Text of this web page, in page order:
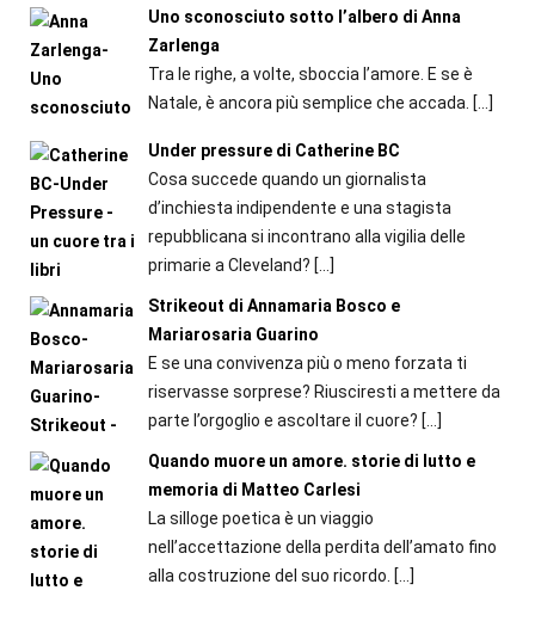
Uno sconosciuto sotto l’albero di Anna
Zarlenga
Tra le righe, a volte, sboccia l’amore. E se è
Natale, è ancora più semplice che accada. […]
Under pressure di Catherine BC
Cosa succede quando un giornalista
d’inchiesta indipendente e una stagista
repubblicana si incontrano alla vigilia delle
primarie a Cleveland? […]
Strikeout di Annamaria Bosco e
Mariarosaria Guarino
E se una convivenza più o meno forzata ti
riservasse sorprese? Riusciresti a mettere da
parte l’orgoglio e ascoltare il cuore? […]
Quando muore un amore. storie di lutto e
memoria di Matteo Carlesi
La silloge poetica è un viaggio
nell’accettazione della perdita dell’amato fino
alla costruzione del suo ricordo. […]